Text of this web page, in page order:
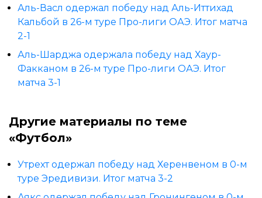
Аль-Васл одержал победу над Аль-Иттихад
Кальбой в 26-м туре Про-лиги ОАЭ. Итог матча
2-1
Аль-Шарджа одержала победу над Хаур-
Факканом в 26-м туре Про-лиги ОАЭ. Итог
матча 3-1
Другие материалы по теме
«Футбол»
Утрехт одержал победу над Херенвеном в 0-м
туре Эредивизи. Итог матча 3-2